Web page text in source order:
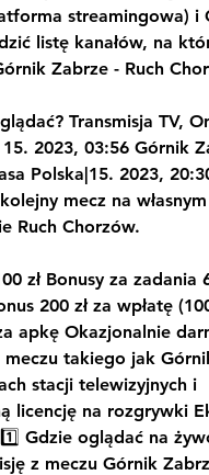
streamingowa) i
listę kanałów, na
Zabrze - Ruch
Transmisja TV,
2023, 03:56 Górnik
Polska|15. 2023,
mecz na
Ruch Chorzów.
zł Bonusy za zadania
200 zł za wpłatę
apkę Okazjonalnie
takiego jak
stacji telewizyjnych i
licencję na rozgrywki
Gdzie oglądać na
z meczu Górnik